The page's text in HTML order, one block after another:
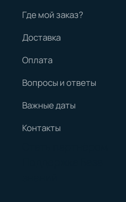
Где мой заказ?
Доставка
Оплата
Вопросы и ответы
Важные даты
Контакты